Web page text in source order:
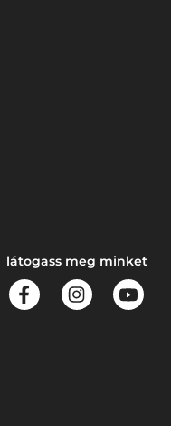
látogass meg minket